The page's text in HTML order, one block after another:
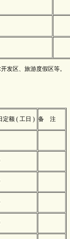
区、旅游度假区等。
定额 ( 工日 ) 备 注